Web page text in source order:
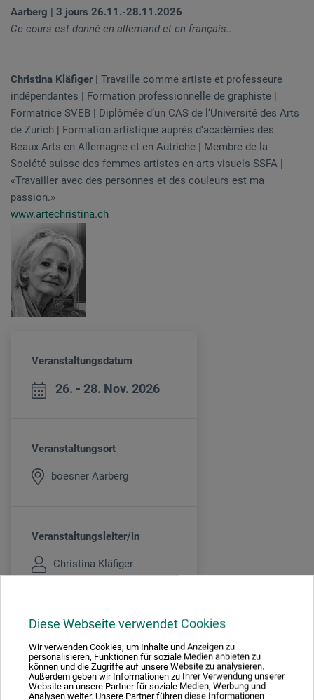
Diese Webseite verwendet Cookies
Wir verwenden Cookies, um Inhalte und Anzeigen zu
personalisieren, Funktionen für soziale Medien anbieten zu
können und die Zugriffe auf unsere Website zu analysieren.
Außerdem geben wir Informationen zu Ihrer Verwendung unserer
Website an unsere Partner für soziale Medien, Werbung und
Analysen weiter. Unsere Partner führen diese Informationen
Aarberg | 3 jours 26.11.-28.11.2026
Ce cours est donné en allemand et en français..
Christina Kläfiger | Travaille comme artiste et professeure
indépendantes | Formation professionnelle de graphiste |
Formatrice SVEB | Diplômée d‘un CAS de l‘Université des Arts
de Zurich | Formation artistique auprès d‘académies des
Beaux-Arts en Allemagne et en Autriche | Membre de la
Société suisse des femmes artistes en arts visuels SSFA |
«Travailler avec des personnes et des couleurs est ma
passion.»
www.artechristina.ch
Veranstaltungsdatum
26. - 28. Nov. 2026
Veranstaltungsort
boesner Aarberg
Veranstaltungsleiter/in
Christina Kläfiger
Kursgebühr
600 CHF
MATÉRIEL NON COMPRIS